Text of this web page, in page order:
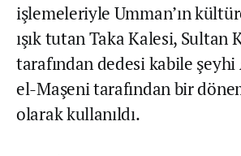
işlemeleriyle Umman’ın
ışık tutan Taka Kalesi, Sultan
tarafından dedesi kabile
el-Maşeni tarafından bir
olarak kullanıldı.